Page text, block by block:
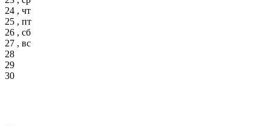
24 , чт
25 , пт
26 , сб
27 , вс
28
29
30